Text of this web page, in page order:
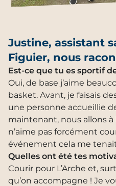
Justine, assistant
Figuier, nous
Est-ce que tu es sportif
Oui, de base j’aime
basket. Avant, je faisais
une personne accueillie
maintenant, nous allons à
n’aime pas forcément
événement cela me
Quelles ont été tes
Courir pour L’Arche et,
qu’on accompagne ! Je